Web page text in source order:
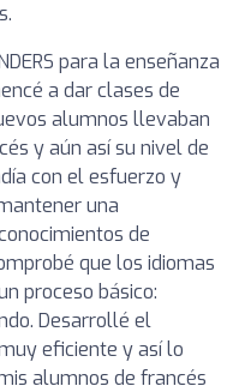
para la enseñanza
a dar clases de
alumnos llevaban
y aún así su nivel de
con el esfuerzo y
una
de
que los idiomas
proceso básico:
Desarrollé el
muy eficiente y así lo
alumnos de francés